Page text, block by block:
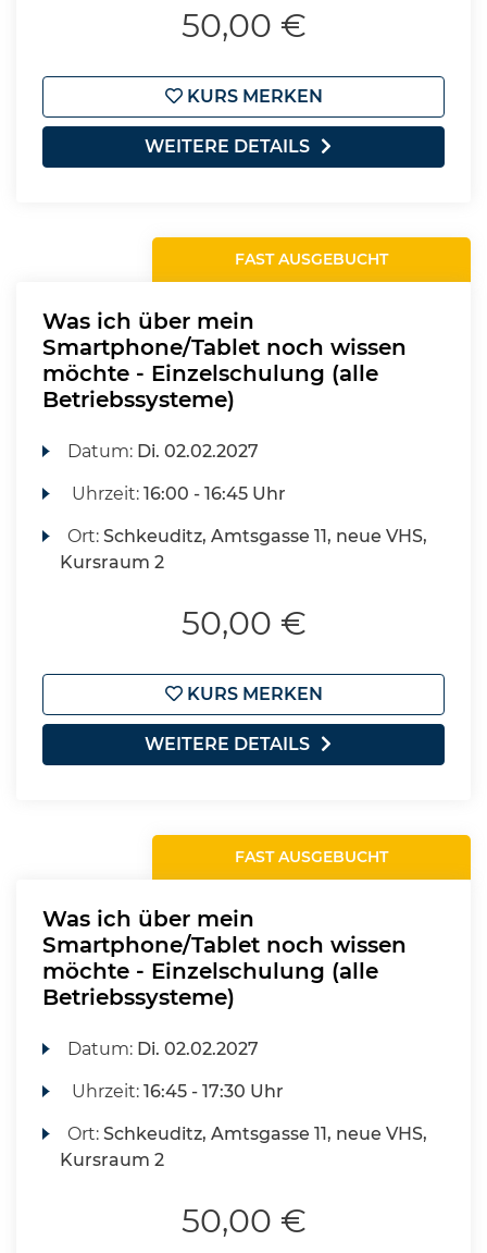
50,00 €
KURS MERKEN
WEITERE DETAILS
FAST AUSGEBUCHT
Was ich über mein
Smartphone/Tablet noch wissen
möchte - Einzelschulung (alle
Betriebssysteme)
Datum: Di. 02.02.2027
Uhrzeit:16:00 - 16:45 Uhr
Ort:Schkeuditz, Amtsgasse 11, neue VHS,
Kursraum 2
50,00 €
KURS MERKEN
WEITERE DETAILS
FAST AUSGEBUCHT
Was ich über mein
Smartphone/Tablet noch wissen
möchte - Einzelschulung (alle
Betriebssysteme)
Datum: Di. 02.02.2027
Uhrzeit:16:45 - 17:30 Uhr
Ort:Schkeuditz, Amtsgasse 11, neue VHS,
Kursraum 2
50,00 €